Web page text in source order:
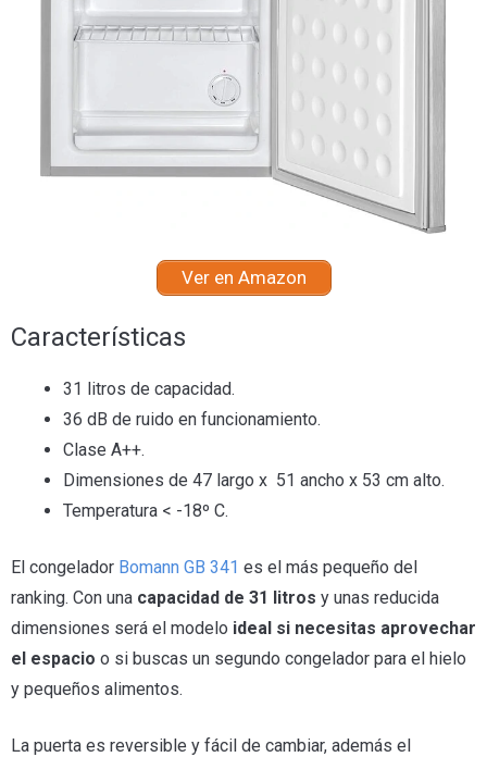
Ver en Amazon
Características
31 litros de capacidad.
36 dB de ruido en funcionamiento.
Clase A++.
Dimensiones de 47 largo x 51 ancho x 53 cm alto.
Temperatura < -18º C.
El congelador Bomann GB 341 es el más pequeño del
ranking. Con una capacidad de 31 litros y unas reducida
dimensiones será el modelo ideal si necesitas aprovechar
el espacio o si buscas un segundo congelador para el hielo
y pequeños alimentos.
La puerta es reversible y fácil de cambiar, además el